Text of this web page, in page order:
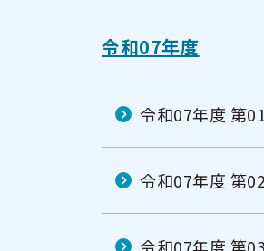
令和07年度
令和07年度 第
令和07年度 第